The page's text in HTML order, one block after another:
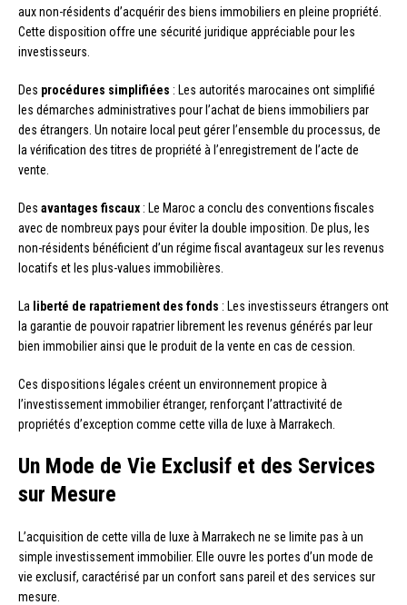
aux non-résidents d’acquérir des biens immobiliers en pleine propriété.
Cette disposition offre une sécurité juridique appréciable pour les
investisseurs.
Des procédures simplifiées : Les autorités marocaines ont simplifié
les démarches administratives pour l’achat de biens immobiliers par
des étrangers. Un notaire local peut gérer l’ensemble du processus, de
la vérification des titres de propriété à l’enregistrement de l’acte de
vente.
Des avantages fiscaux : Le Maroc a conclu des conventions fiscales
avec de nombreux pays pour éviter la double imposition. De plus, les
non-résidents bénéficient d’un régime fiscal avantageux sur les revenus
locatifs et les plus-values immobilières.
La liberté de rapatriement des fonds : Les investisseurs étrangers ont
la garantie de pouvoir rapatrier librement les revenus générés par leur
bien immobilier ainsi que le produit de la vente en cas de cession.
Ces dispositions légales créent un environnement propice à
l’investissement immobilier étranger, renforçant l’attractivité de
propriétés d’exception comme cette villa de luxe à Marrakech.
Un Mode de Vie Exclusif et des Services
sur Mesure
L’acquisition de cette villa de luxe à Marrakech ne se limite pas à un
simple investissement immobilier. Elle ouvre les portes d’un mode de
vie exclusif, caractérisé par un confort sans pareil et des services sur
mesure.